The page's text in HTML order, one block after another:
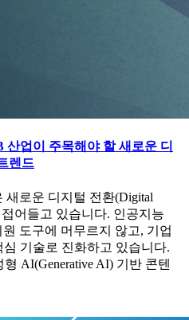
업이 주목해야 할 새로운 디
렌드
새로운 디지털 전환(Digital
어들고 있습니다. 인공지능
도구에 머무르지 않고, 기업
기술로 진화하고 있습니다.
AI(Generative AI) 기반 콘텐